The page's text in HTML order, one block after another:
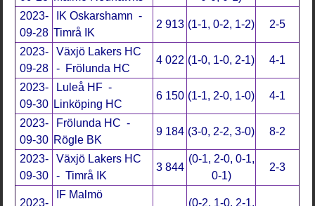
2023-
09-28
IK Oskarshamn -
Timrå IK
2 913 (1-1, 0-2, 1-2) 2-5
2023-
09-28
Växjö Lakers HC
- Frölunda HC
4 022 (1-0, 1-0, 2-1) 4-1
2023-
09-30
Luleå HF -
Linköping HC
6 150 (1-1, 2-0, 1-0) 4-1
2023-
09-30
Frölunda HC -
Rögle BK
9 184 (3-0, 2-2, 3-0) 8-2
2023-
09-30
Växjö Lakers HC
- Timrå IK
3 844
(0-1, 2-0, 0-1,
0-1)
2-3
2023-
IF Malmö
(0-2, 1-0, 2-1,